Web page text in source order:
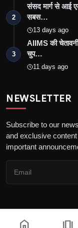
2
संसद मार्ग से आई
सबस…
13 days ago
3
AIIMS की
चुप…
11 days ago
NEWSLETTER
Subscribe to our
and exclusive
important
Copyright ©
home amp_stories